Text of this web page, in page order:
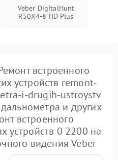
Veber DigitalHunt
R50X4-8 HD Plus
встроенного
устройств remont-
i-drugih-ustroystv
и других
встроенного
устройств 0 2200 на
видения Veber